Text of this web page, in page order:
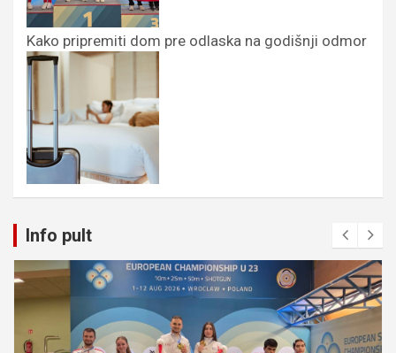
Kako pripremiti dom pre odlaska na godišnji odmor
Info pult